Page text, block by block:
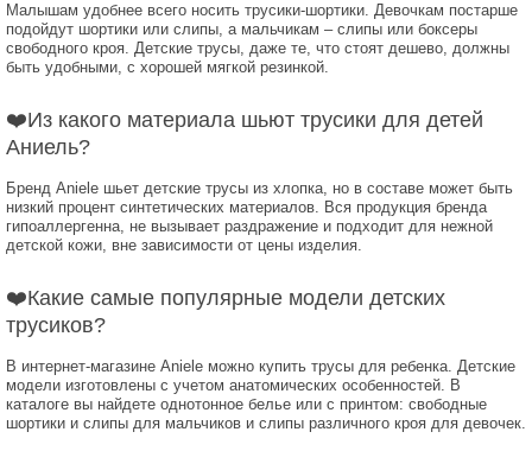
Малышам удобнее всего носить трусики-шортики. Девочкам постарше
подойдут шортики или слипы, а мальчикам – слипы или боксеры
свободного кроя. Детские трусы, даже те, что стоят дешево, должны
быть удобными, с хорошей мягкой резинкой.
❤️Из какого материала шьют трусики для детей
Аниель?
Бренд Aniele шьет детские трусы из хлопка, но в составе может быть
низкий процент синтетических материалов. Вся продукция бренда
гипоаллергенна, не вызывает раздражение и подходит для нежной
детской кожи, вне зависимости от цены изделия.
❤️Какие самые популярные модели детских
трусиков?
В интернет-магазине Aniele можно купить трусы для ребенка. Детские
модели изготовлены с учетом анатомических особенностей. В
каталоге вы найдете однотонное белье или с принтом: свободные
шортики и слипы для мальчиков и слипы различного кроя для девочек.